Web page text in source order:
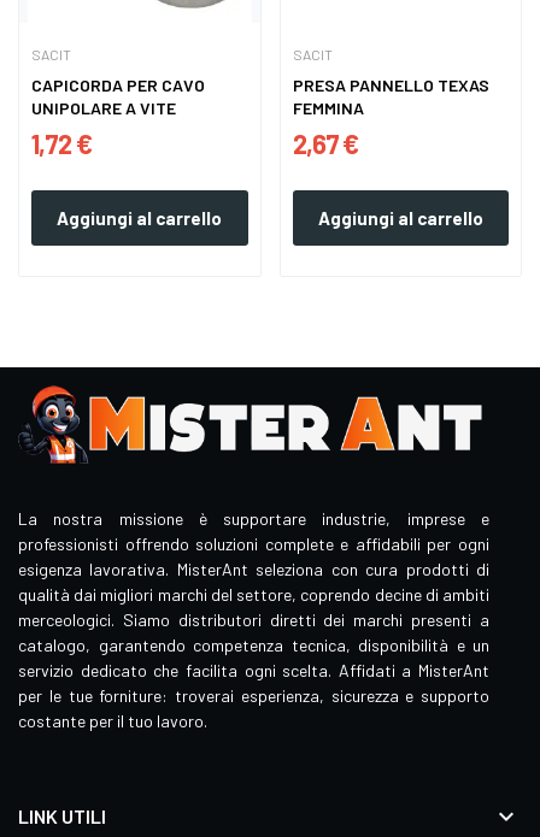
SACIT
CAPICORDA PER CAVO
UNIPOLARE A VITE
1,72 €
Aggiungi al carrello
SACIT
PRESA PANNELLO TEXAS
FEMMINA
2,67 €
Aggiungi al carrello
La nostra missione è supportare industrie, imprese e
professionisti offrendo soluzioni complete e affidabili per ogni
esigenza lavorativa. MisterAnt seleziona con cura prodotti di
qualità dai migliori marchi del settore, coprendo decine di ambiti
merceologici. Siamo distributori diretti dei marchi presenti a
catalogo, garantendo competenza tecnica, disponibilità e un
servizio dedicato che facilita ogni scelta. Affidati a MisterAnt
per le tue forniture: troverai esperienza, sicurezza e supporto
costante per il tuo lavoro.
LINK UTILI 